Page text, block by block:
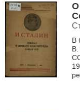
О
В
В.